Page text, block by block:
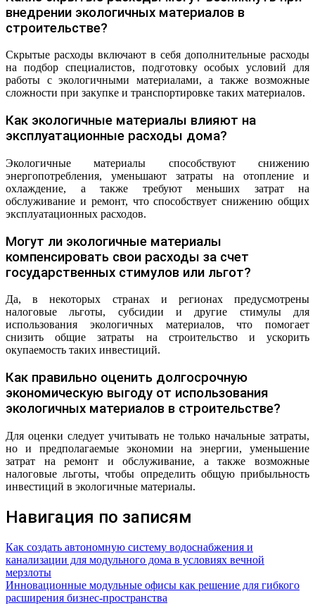
внедрении экологичных материалов в
строительстве?
Скрытые расходы включают в себя дополнительные расходы
на подбор специалистов, подготовку особых условий для
работы с экологичными материалами, а также возможные
сложности при закупке и транспортировке таких материалов.
Как экологичные материалы влияют на
эксплуатационные расходы дома?
Экологичные материалы способствуют снижению
энергопотребления, уменьшают затраты на отопление и
охлаждение, а также требуют меньших затрат на
обслуживание и ремонт, что способствует снижению общих
эксплуатационных расходов.
Могут ли экологичные материалы
компенсировать свои расходы за счет
государственных стимулов или льгот?
Да, в некоторых странах и регионах предусмотрены
налоговые льготы, субсидии и другие стимулы для
использования экологичных материалов, что помогает
снизить общие затраты на строительство и ускорить
окупаемость таких инвестиций.
Как правильно оценить долгосрочную
экономическую выгоду от использования
экологичных материалов в строительстве?
Для оценки следует учитывать не только начальные затраты,
но и предполагаемые экономии на энергии, уменьшение
затрат на ремонт и обслуживание, а также возможные
налоговые льготы, чтобы определить общую прибыльность
инвестиций в экологичные материалы.
Навигация по записям
Как создать автономную систему водоснабжения и
канализации для модульного дома в условиях вечной
мерзлоты
Инновационные модульные офисы как решение для гибкого
расширения бизнес-пространства